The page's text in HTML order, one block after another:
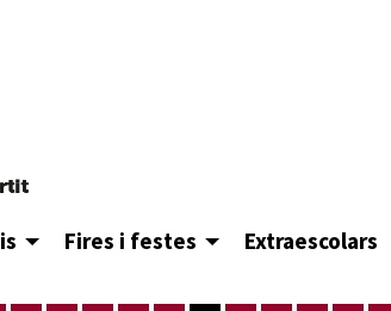
Fires i festes Extraescolars